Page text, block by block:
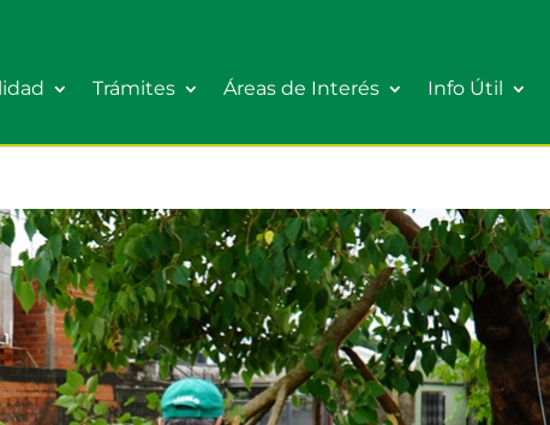
Trámites Áreas de Interés Info Útil